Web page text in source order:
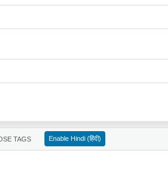
Enable Hindi (हिंदी)